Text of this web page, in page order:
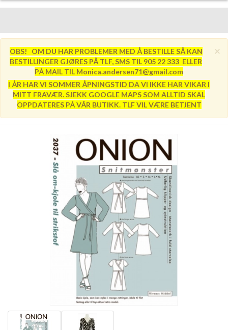
×
OBS! OM DU HAR PROBLEMER MED Å BESTILLE SÅ KAN
BESTILLINGER GJØRES PÅ TLF, SMS TIL 905 22 333 ELLER
PÅ MAIL TIL Monica.andersen71@gmail.com
I ÅR HAR VI SOMMER ÅPNINGSTID DA VI IKKE HAR VIKAR I
MITT FRAVÆR. SJEKK GOOGLE MAPS SOM ALLTID SKAL
OPPDATERES PÅ VÅR BUTIKK. TLF VIL VÆRE BETJENT